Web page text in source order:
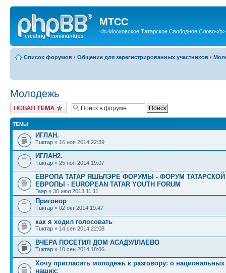
МТСС
<b>Московское Татарское Свободное Слово</b>
Список форумов ‹ Общение для зарегистрированных участников ‹
Молодежь
Новая тема
ТЕМЫ
ИГЛАН.
Тuктар » 16 ноя 2014 22:39
ИГЛАН2.
Тuктар » 25 ноя 2014 19:07
ЕВРОПА ТАТАР ЯШЬЛЭРЕ ФОРУМЫ - ФОРУМ
ЕВРОПЫ - EUROPEAN TATAR YOUTH FORUM
Гаяр » 30 июл 2013 11:11
Приговор
Тuктар » 02 окт 2014 19:47
как я ходил голосовать
Тuктар » 14 сен 2014 22:08
ВЧЕРА ПОСЕТИЛ ДОМ АСАДУЛЛАЕВО
Тuктар » 10 сен 2014 18:06
Хочу пригласить молодежь к разговору: о
наших: